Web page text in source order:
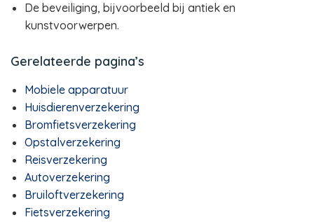
De beveiliging, bijvoorbeeld bij antiek en
kunstvoorwerpen.
Gerelateerde pagina’s
Mobiele apparatuur
Huisdierenverzekering
Bromfietsverzekering
Opstalverzekering
Reisverzekering
Autoverzekering
Bruiloftverzekering
Fietsverzekering